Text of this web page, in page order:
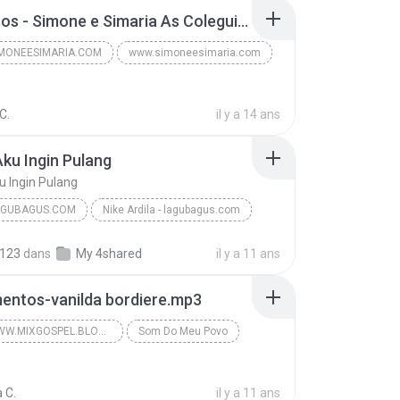
8 - Efeitos - Simone e Simaria As Coleguinhas.mp3
www.simoneesimaria.com
il y a 14 ans
Ingin Pulang
Ingin Pulang
Nike Ardila - lagubagus.com
dans My 4shared il y a 11 ans
vanilda bordiere.mp3
POST WWW.MIXGOSPEL.BLOGSPOT.COM Som Do Meu Povo
C. il y a 11 ans